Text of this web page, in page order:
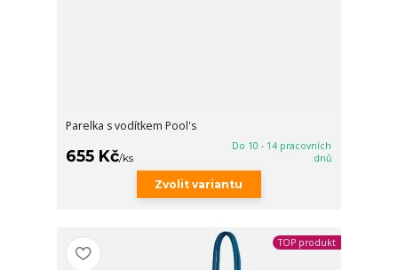
Parelka s vodítkem Pool's
655 Kč/ks
Do 10 - 14 pracovních
dnů
Zvolit variantu
TOP produkt